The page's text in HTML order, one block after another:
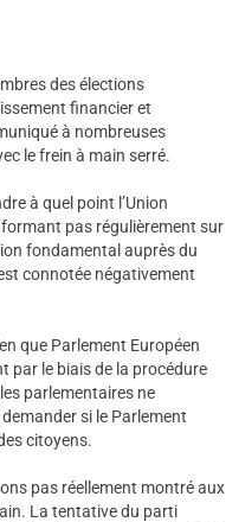
des élections
financier et
à nombreuses
le frein à main serré.
à quel point l’Union
pas régulièrement sur
fondamental auprès du
connotée négativement
que Parlement Européen
par le biais de la procédure
parlementaires ne
si le Parlement
citoyens.
pas réellement montré aux
La tentative du parti